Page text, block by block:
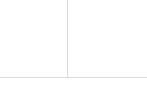
？そうなの？」
た。「当たり前
渉に連絡してっ